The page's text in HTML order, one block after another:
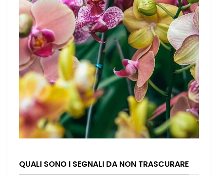
QUALI SONO I SEGNALI DA NON TRASCURARE